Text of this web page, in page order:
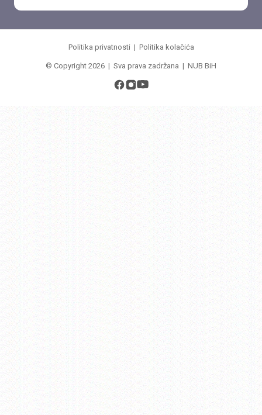
Politika privatnosti | Politika kolačića
© Copyright 2026 | Sva prava zadržana | NUB BiH